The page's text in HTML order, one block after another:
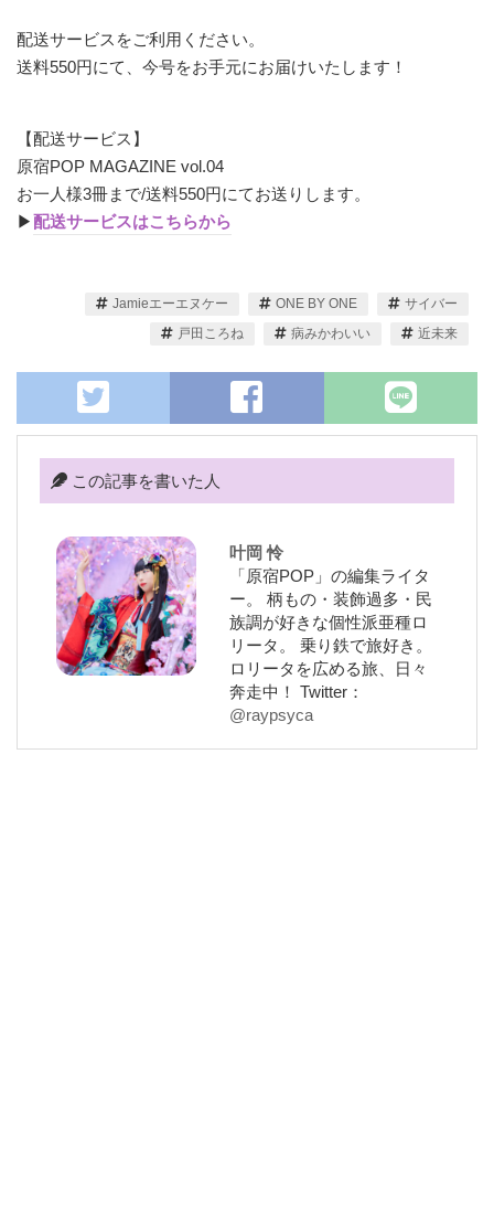
配送サービスをご利用ください。
送料550円にて、今号をお手元にお届けいたします！
【配送サービス】
原宿POP MAGAZINE vol.04
お一人様3冊まで/送料550円にてお送りします。
▶︎配送サービスはこちらから
Jamieエーエヌケー ONE BY ONE
サイバー
戸田ころね
病みかわいい 近未来
この記事を書いた人
叶岡 怜
「原宿POP」の編集ライタ
ー。 柄もの・装飾過多・民
族調が好きな個性派亜種ロ
リータ。 乗り鉄で旅好き。
ロリータを広める旅、日々
奔走中！ Twitter：
@raypsyca